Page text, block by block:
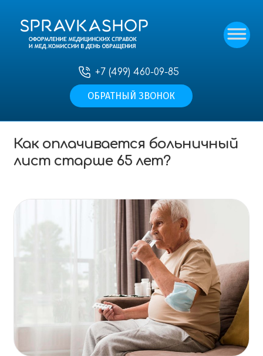
+7 (499) 460-09-85
ОБРАТНЫЙ ЗВОНОК
Статьи—Как оплачивается больничный
Как оплачивается больничный
лист старше 65 лет?